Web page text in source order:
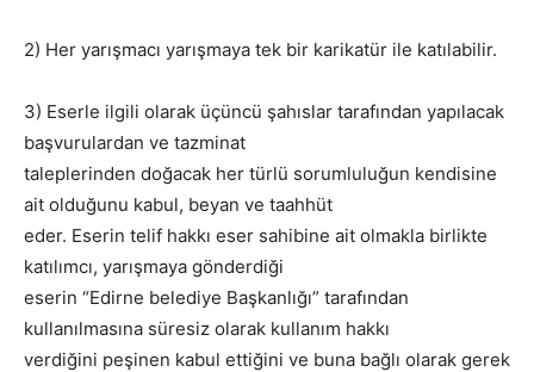
2) Her yarışmacı yarışmaya tek bir karikatür ile katılabilir.
3) Eserle ilgili olarak üçüncü şahıslar tarafından yapılacak
başvurulardan ve tazminat
taleplerinden doğacak her türlü sorumluluğun kendisine
ait olduğunu kabul, beyan ve taahhüt
eder. Eserin telif hakkı eser sahibine ait olmakla birlikte
katılımcı, yarışmaya gönderdiği
eserin “Edirne belediye Başkanlığı” tarafından
kullanılmasına süresiz olarak kullanım hakkı
verdiğini peşinen kabul ettiğini ve buna bağlı olarak gerek